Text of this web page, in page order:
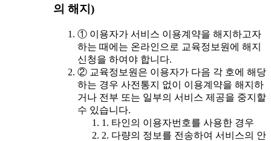
의 해지)
① 이용자가 서비스 이용계약을 해지하고자
하는 때에는 온라인으로 교육정보원에 해지
신청을 하여야 합니다.
② 교육정보원은 이용자가 다음 각 호에 해당
하는 경우 사전통지 없이 이용계약을 해지하
거나 전부 또는 일부의 서비스 제공을 중지할
수 있습니다.
1. 타인의 이용자번호를 사용한 경우
2. 다량의 정보를 전송하여 서비스의 안